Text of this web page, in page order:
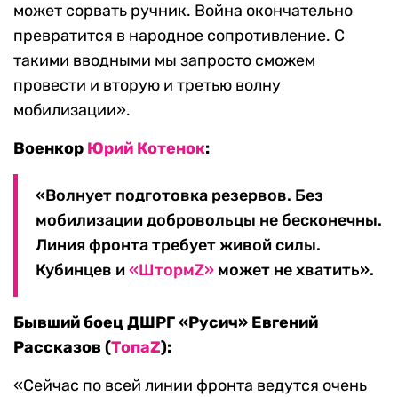
может сорвать ручник. Война окончательно
превратится в народное сопротивление. С
такими вводными мы запросто сможем
провести и вторую и третью волну
мобилизации».
Военкор Юрий Котенок:
«Волнует подготовка резервов. Без
мобилизации добровольцы не бесконечны.
Линия фронта требует живой силы.
Кубинцев и«ШтормZ» может не хватить».
Бывший боец ДШРГ «Русич» Евгений
Рассказов (ТопаZ):
«Сейчас по всей линии фронта ведутся очень